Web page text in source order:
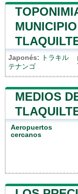
Japonés:
トラキル
テナンゴ
MEDIOS
Aeropuertos
cercanos